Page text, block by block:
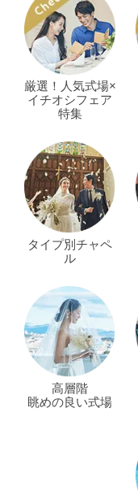
厳選！人気式場×
イチオシフェア
特集
タイプ別チャペ
ル
高層階
眺めの良い式場